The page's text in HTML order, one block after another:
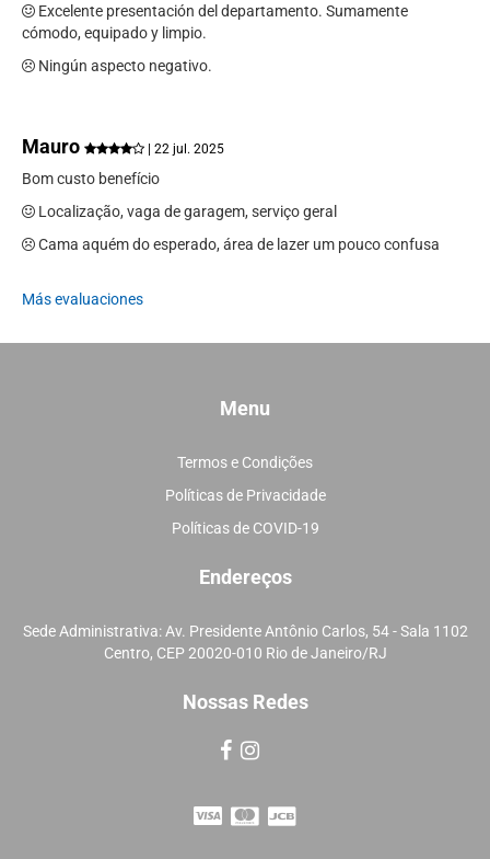
Excelente presentación del departamento. Sumamente
cómodo, equipado y limpio.
Ningún aspecto negativo.
Mauro | 22 jul. 2025
Bom custo benefício
Localização, vaga de garagem, serviço geral
Cama aquém do esperado, área de lazer um pouco confusa
Más evaluaciones
Menu
Termos e Condições
Políticas de Privacidade
Políticas de COVID-19
Endereços
Sede Administrativa: Av. Presidente Antônio Carlos, 54 - Sala 1102
Centro, CEP 20020-010 Rio de Janeiro/RJ
Nossas Redes